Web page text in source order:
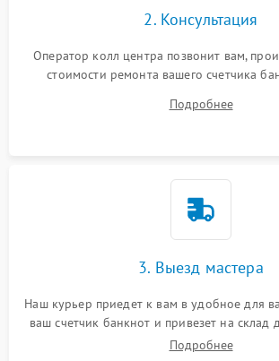
2. Консультация
Оператор колл центра позвонит вам,
стоимости ремонта вашего счетчика
Подробнее
3. Выезд мастера
Наш курьер приедет к вам в удобное для
ваш счетчик банкнот и привезет на склад
Подробнее